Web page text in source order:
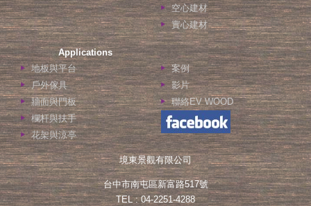
空心建材
實心建材
Applications
地板與平台
戶外傢具
牆面與門板
欄杆與扶手
花架與涼亭
案例
影片
聯絡EV WOOD
境東景觀有限公司
台中市南屯區新富路517號
TEL : 04-2251-4288